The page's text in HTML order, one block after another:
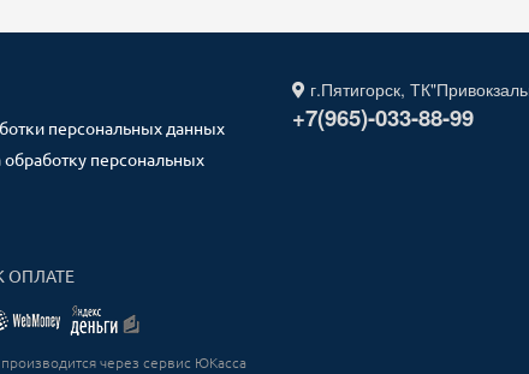
персональных данных
персональных
ОПЛАТЕ
через сервис ЮКасса
г.Пятигорск,
+7(965)-033-88-99